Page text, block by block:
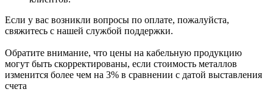
Если у вас возникли вопросы по оплате, пожалуйста,
свяжитесь с нашей службой поддержки.
Обратите внимание, что цены на кабельную продукцию
могут быть скорректированы, если стоимость металлов
изменится более чем на 3% в сравнении с датой выставления
счета